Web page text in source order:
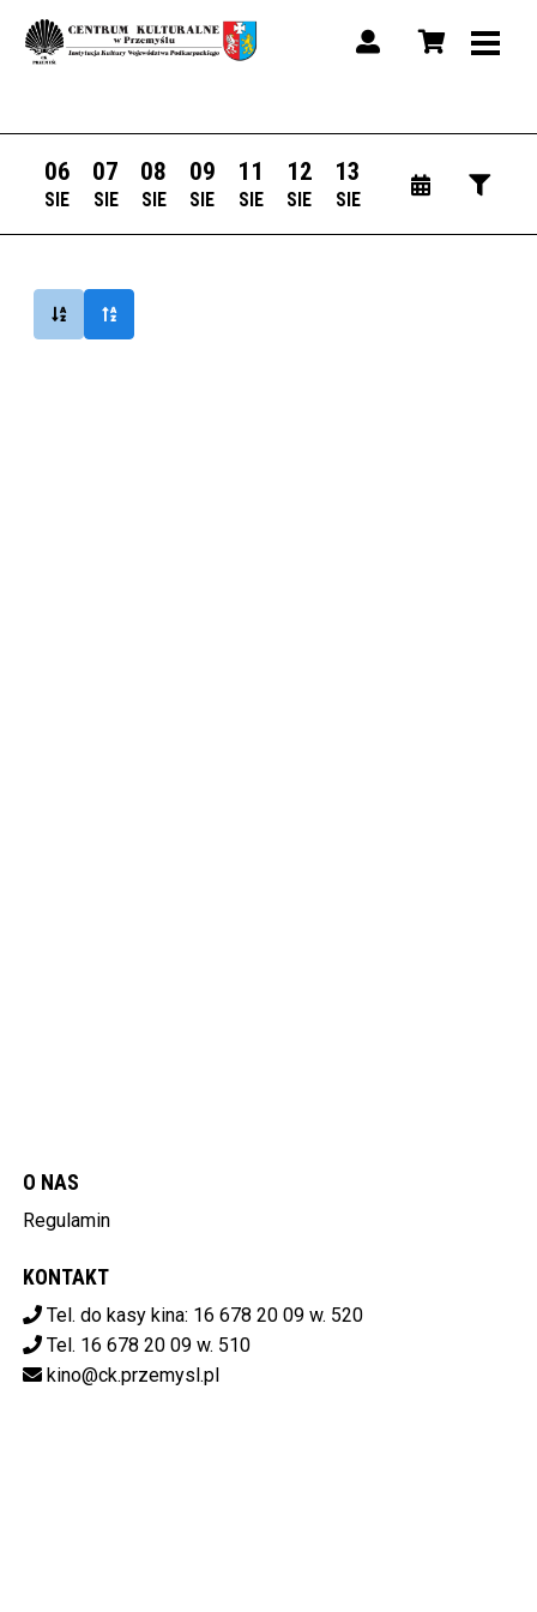
06
SIE
07
SIE
08
SIE
09
SIE
11
SIE
12
SIE
13
SIE
O NAS
Regulamin
KONTAKT
Tel. do kasy kina: 16 678 20 09 w. 520
Tel. 16 678 20 09 w. 510
kino@ck.przemysl.pl